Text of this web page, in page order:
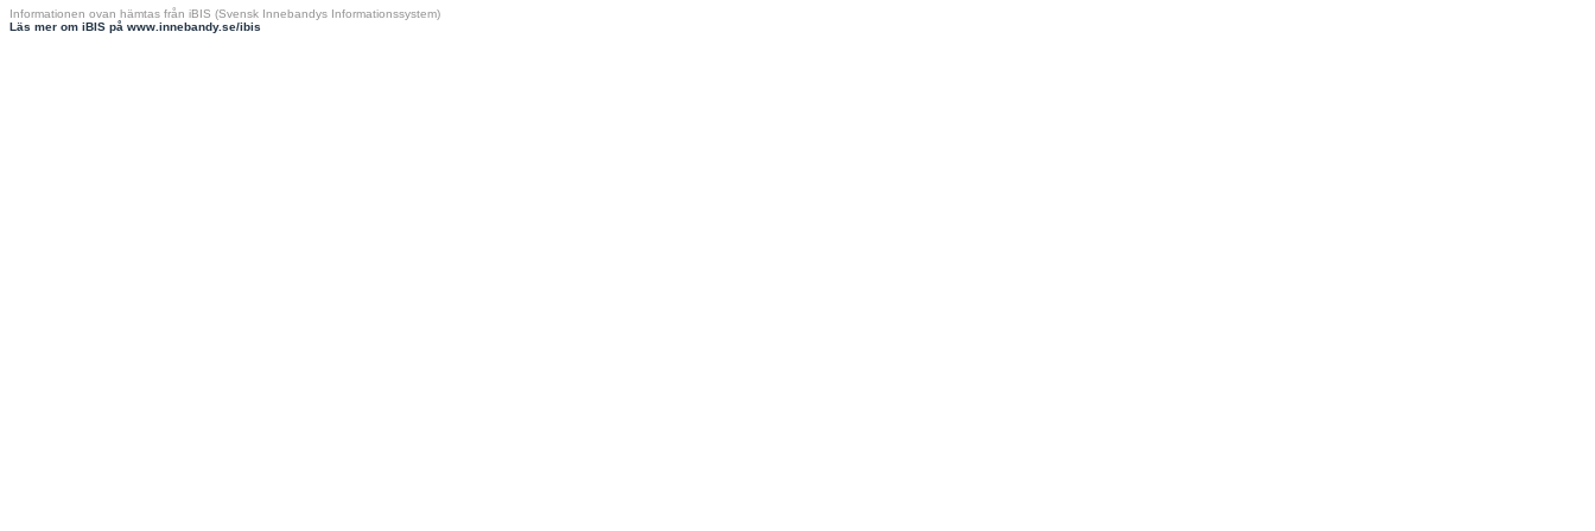
Informationen ovan hämtas från iBIS (Svensk Innebandys Informationssystem)
Läs mer om iBIS på www.innebandy.se/ibis